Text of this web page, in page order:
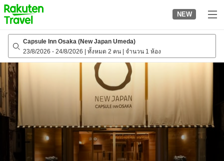
to
top
page
NEW
Capsule Inn Osaka (New Japan Umeda)
23/8/2026 - 24/8/2026 ทั้งหมด 2 คน จำนวน 1 ห้อง